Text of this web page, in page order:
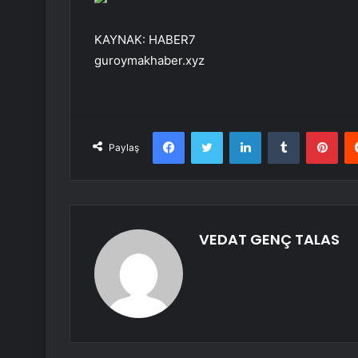
KAYNAK: HABER7
guroymakhaber.xyz
Paylaş
FacebookTwitter LinkedInTumblr
VEDAT GENÇ TALAS